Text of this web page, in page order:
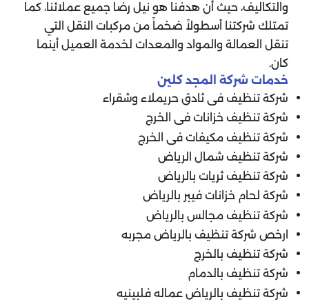
والتكاليف، حيث أن هدفنا هو نيل رضا جميع عملائنا، كما
تمتلك شركتنا أسطولاً ضخماً من مركبات النقل التي
تنقل العمالة والمواد والمعدات لخدمة العميل أينما
كان.
خدمات شركة المجد كلين
شركة تنظيف فى ثادق حريملاء وشقراء
شركة تنظيف خزانات فى الخرج
شركة تنظيف مكيفات فى الخرج
شركة تنظيف شمال الرياض
شركة تنظيف ثريات بالرياض
شركة لحام خزانات فيبر بالرياض
شركة تنظيف مجالس بالرياض
ارخص شركة تنظيف بالرياض مجربه
شركة تنظيف بالخرج
شركة تنظيف بالدمام
شركة تنظيف بالرياض عماله فلبينيه